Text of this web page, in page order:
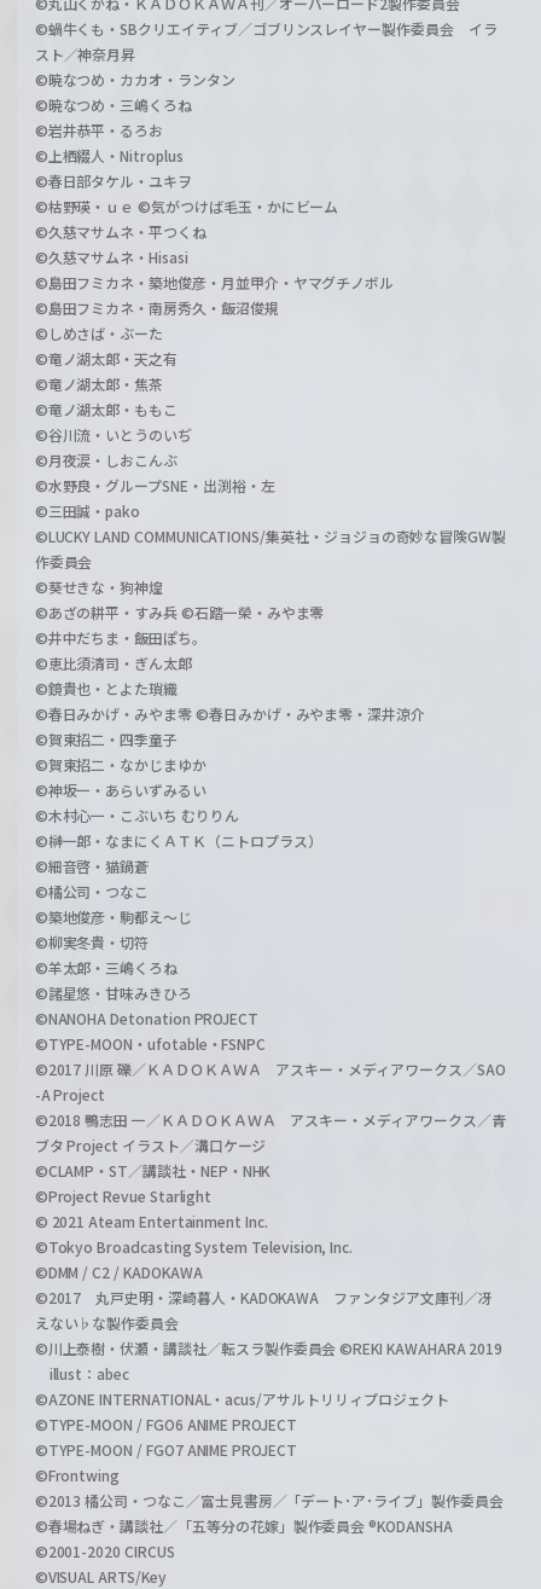
©蝸牛くも・SBクリエイティブ／ゴブリンスレイヤー製作委員会 イラ
スト／神奈月昇
©暁なつめ・カカオ・ランタン
©暁なつめ・三嶋くろね
©岩井恭平・るろお
©上栖綴人・Nitroplus
©春日部タケル・ユキヲ
©枯野瑛・ｕｅ ©気がつけば毛玉・かにビーム
©久慈マサムネ・平つくね
©久慈マサムネ・Hisasi
©島田フミカネ・築地俊彦・月並甲介・ヤマグチノボル
©島田フミカネ・南房秀久・飯沼俊規
©しめさば・ぶーた
©竜ノ湖太郎・天之有
©竜ノ湖太郎・焦茶
©竜ノ湖太郎・ももこ
©谷川流・いとうのいぢ
©月夜涙・しおこんぶ
©水野良・グループSNE・出渕裕・左
©三田誠・pako
©LUCKY LAND COMMUNICATIONS/集英社・ジョジョの奇妙な冒険GW製
作委員会
©葵せきな・狗神煌
©あざの耕平・すみ兵 ©石踏一榮・みやま零
©井中だちま・飯田ぽち。
©恵比須清司・ぎん太郎
©鏡貴也・とよた瑣織
©春日みかげ・みやま零 ©春日みかげ・みやま零・深井涼介
©賀東招二・四季童子
©賀東招二・なかじまゆか
©神坂一・あらいずみるい
©木村心一・こぶいち むりりん
©榊一郎・なまにくＡＴＫ（ニトロプラス）
©細音啓・猫鍋蒼
©橘公司・つなこ
©築地俊彦・駒都え～じ
©柳実冬貴・切符
©羊太郎・三嶋くろね
©諸星悠・甘味みきひろ
©NANOHA Detonation PROJECT
©TYPE-MOON・ufotable・FSNPC
©2017 川原 礫／ＫＡＤＯＫＡＷＡ アスキー・メディアワークス／SAO
-A Project
©2018 鴨志田 一／ＫＡＤＯＫＡＷＡ アスキー・メディアワークス／青
ブタ Project イラスト／溝口ケージ
©CLAMP・ST／講談社・NEP・NHK
©Project Revue Starlight
© 2021 Ateam Entertainment Inc.
©Tokyo Broadcasting System Television, Inc.
©DMM / C2 / KADOKAWA
©2017 丸戸史明・深崎暮人・KADOKAWA ファンタジア文庫刊／冴
えない♭な製作委員会
©川上泰樹・伏瀬・講談社／転スラ製作委員会 ©REKI KAWAHARA 2019
illust：abec
©AZONE INTERNATIONAL・acus/アサルトリリィプロジェクト
©TYPE-MOON / FGO6 ANIME PROJECT
©TYPE-MOON / FGO7 ANIME PROJECT
©Frontwing
©2013 橘公司・つなこ／富士見書房／「デート･ア･ライブ」製作委員会
©春場ねぎ・講談社／「五等分の花嫁」製作委員会 ®KODANSHA
©2001-2020 CIRCUS
©VISUAL ARTS/Key